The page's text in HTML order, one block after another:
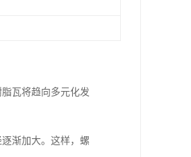
瓦将趋向多元化发
渐加大。这样，螺